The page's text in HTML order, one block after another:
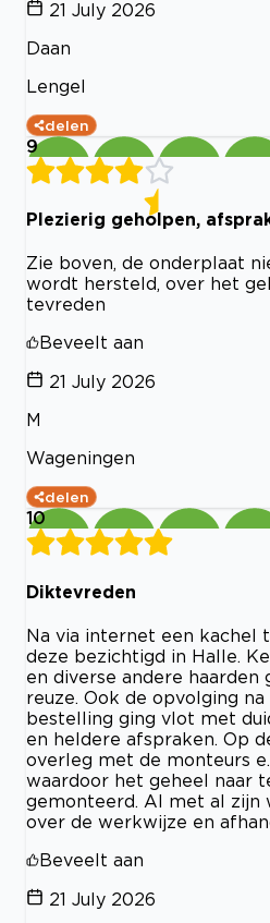
21 July 2026
Daan
Lengel
delen
9
Plezierig geholpen,
Zie boven, de onderplaat
wordt hersteld, over het
tevreden
Beveelt aan
21 July 2026
M
Wageningen
delen
10
Diktevreden
Na via internet een kachel
deze bezichtigd in Halle.
en diverse andere haarden
reuze. Ook de opvolging
bestelling ging vlot met
en heldere afspraken. Op
overleg met de monteurs
waardoor het geheel naar
gemonteerd. Al met al zijn
over de werkwijze en
Beveelt aan
21 July 2026